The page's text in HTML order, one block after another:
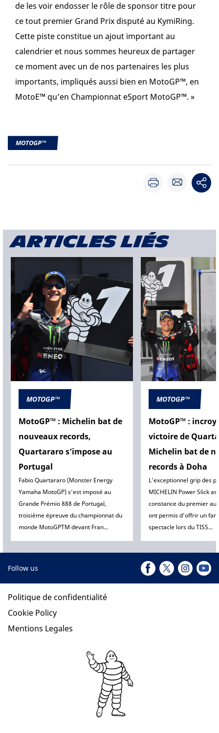
de les voir endosser le rôle de sponsor titre pour
ce tout premier Grand Prix disputé au KymiRing.
Cette piste constitue un ajout important au
calendrier et nous sommes heureux de partager
ce moment avec un de nos partenaires les plus
importants, impliqués aussi bien en MotoGP™, en
MotoE™ qu’en Championnat eSport MotoGP™. »
MOTOGP™
Articles liés
MOTOGP™
MotoGP™ : Michelin bat de
nouveaux records,
Quartararo s’impose au
Portugal
Fabio Quartararo (Monster Energy
Yamaha MotoGP) s’est imposé au
Grande Prémio 888 de Portugal,
troisième épreuve du championnat du
monde MotoGPTM devant Fran...
MOTOGP™
MotoGP™ :
victoire de
Michelin bat de
records à Doha
L’exceptionnel grip des
MICHELIN Power Slick
constance du premier au
ont permis d’offrir un
spectacle lors du TISS...
Follow us
Politique de confidentialité
Cookie Policy
Mentions Legales